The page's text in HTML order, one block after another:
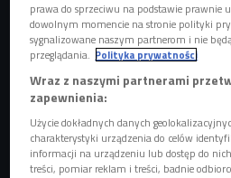
Giler, w którym przekonuje,
majsterkować.
Jak przekonuje, warto
ich używać, co do czego
wszystkim się nie bać.
W Czwórce Agnieszka
początkach swojej pasji i
prawa do sprzeciwu na podstawie prawnie
dowolnym momencie na stronie polityki
sygnalizowane naszym partnerom i nie
przeglądania. Polityka prywatności
Wraz z naszymi partnerami
zapewnienia:
Użycie dokładnych danych
charakterystyki urządzenia do celów
informacji na urządzeniu lub dostęp do
treści, pomiar reklam i treści, badnie